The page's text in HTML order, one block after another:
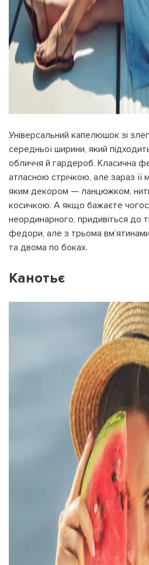
Універсальний капелюшок зі
середньої ширини, який
обличчя й гардероб. Класична
атласною стрічкою, але зараз її
яким декором — ланцюжком,
косичкою. А якщо бажаєте
неординарного, придивіться до
федори, але з трьома
та двома по боках.
Канотьє
Ім'я користувача:
Номер картки лояльності:
Бонусів на рахунку:
Кешбек-бонусів на
рахунку:
ПОВЕРНУТИСЯ
УВІЙТИ ЗА
СМС
100
ПОВЕРНУТИСЯ